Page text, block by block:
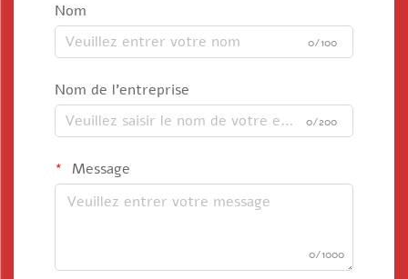
Nom
0/100
Nom de l'entreprise
0/200
Message
0/1000